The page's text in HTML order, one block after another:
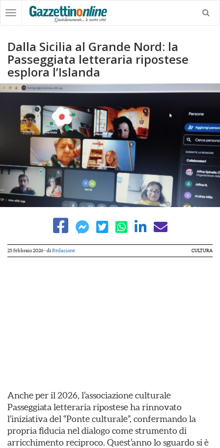
Dalla Sicilia al Grande Nord: la
Passeggiata letteraria ripostese
esplora l’Islanda
25 febbraio 2026- di Redazione CULTURA
Anche per il 2026, l’associazione culturale
Passeggiata letteraria ripostese ha rinnovato
l’iniziativa del “Ponte culturale”, confermando la
propria fiducia nel dialogo come strumento di
arricchimento reciproco. Quest’anno lo sguardo si è